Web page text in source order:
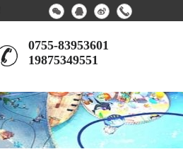
0755-83953601
19875349551